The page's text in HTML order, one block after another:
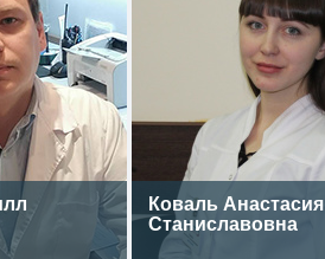
Коваль Анастасия
Станиславовна